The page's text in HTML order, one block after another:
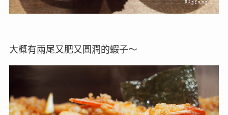
大概有兩尾又肥又圓潤的蝦子～